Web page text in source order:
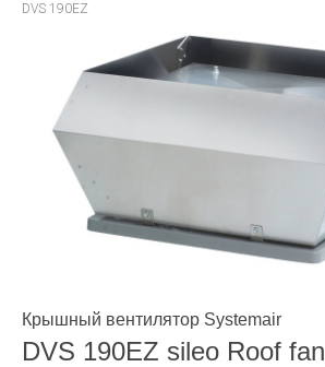
DVS 190EZ
Крышный вентилятор Systemair
DVS 190EZ sileo Roof fan